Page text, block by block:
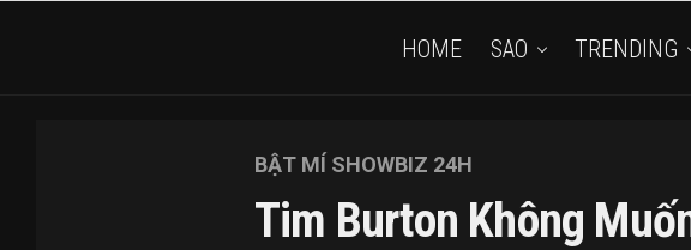
HOME SAO TRENDING
BẬT MÍ SHOWBIZ 24H
Tim Burton Không